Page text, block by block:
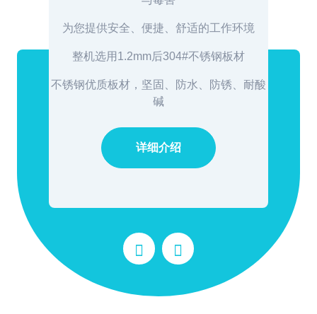
发
双开门大容量存储空间
可移动标本存放盘，操作方便
详细介绍